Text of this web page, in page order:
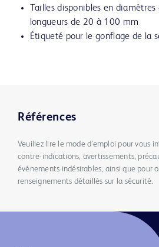
Tailles disponibles en
longueurs de 20 à 100 mm
Étiqueté pour le gonflage de la
Références
Veuillez lire le mode d’emploi pour vous
contre-indications, avertissements,
événements indésirables, ainsi que pour
renseignements détaillés sur la sécurité.